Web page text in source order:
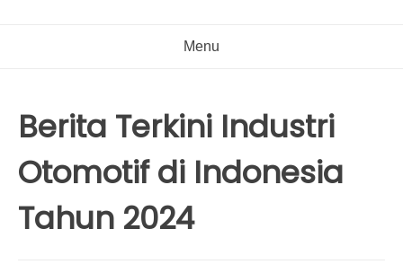
Menu
Berita Terkini Industri
Otomotif di Indonesia
Tahun 2024